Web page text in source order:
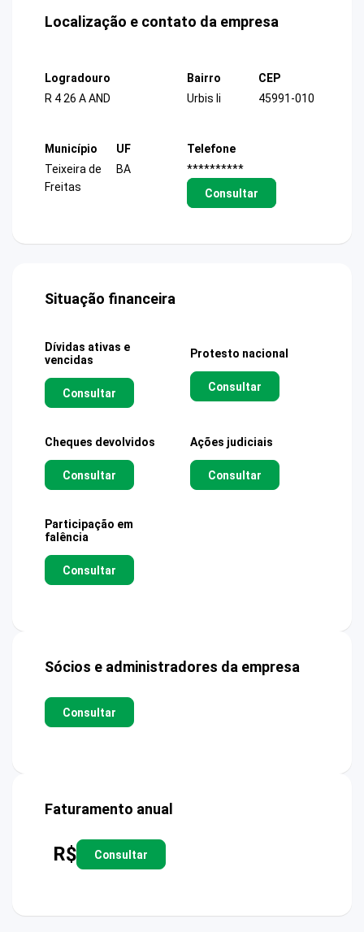
Localização e contato da empresa
Logradouro
R 4 26 A AND
Bairro
Urbis Ii
CEP
45991-010
Município
Teixeira de
Freitas
UF
BA
Telefone
**********
Consultar
Situação financeira
Dívidas ativas e
vencidas
Consultar
Protesto nacional
Consultar
Cheques devolvidos
Consultar
Ações judiciais
Consultar
Participação em
falência
Consultar
Sócios e administradores da empresa
Consultar
Faturamento anual
R$ Consultar